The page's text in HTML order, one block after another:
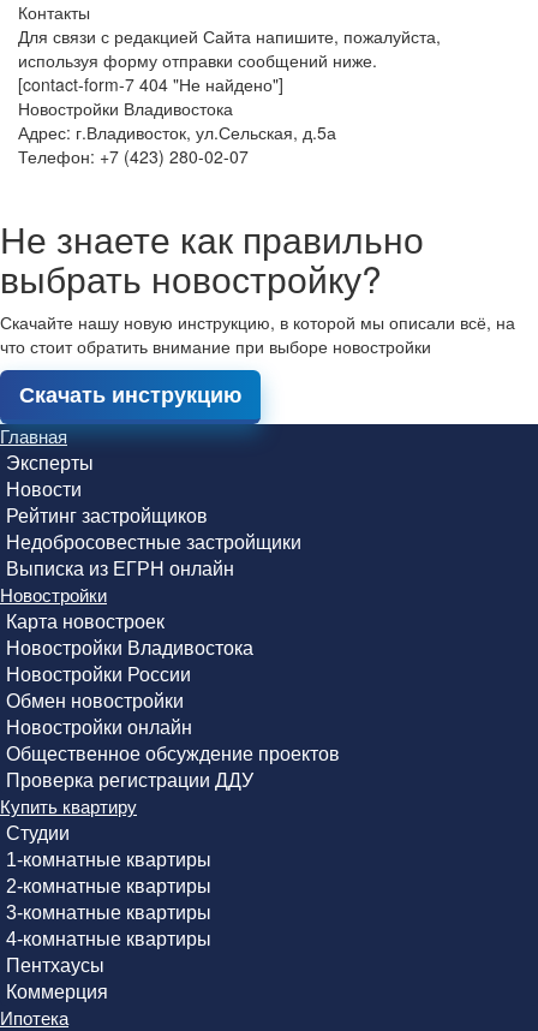
Контакты
Для связи с редакцией Сайта напишите, пожалуйста,
используя форму отправки сообщений ниже.
[contact-form-7 404 "Не найдено"]
Новостройки Владивостока
Адрес: г.Владивосток, ул.Сельская, д.5а
Телефон: +7 (423) 280-02-07
Не знаете как правильно
выбрать новостройку?
Скачайте нашу новую инструкцию, в которой мы описали всё, на
что стоит обратить внимание при выборе новостройки
Скачать инструкцию
Главная
Эксперты
Новости
Рейтинг застройщиков
Недобросовестные застройщики
Выписка из ЕГРН онлайн
Новостройки
Карта новостроек
Новостройки Владивостока
Новостройки России
Обмен новостройки
Новостройки онлайн
Общественное обсуждение проектов
Проверка регистрации ДДУ
Купить квартиру
Студии
1-комнатные квартиры
2-комнатные квартиры
3-комнатные квартиры
4-комнатные квартиры
Пентхаусы
Коммерция
Ипотека